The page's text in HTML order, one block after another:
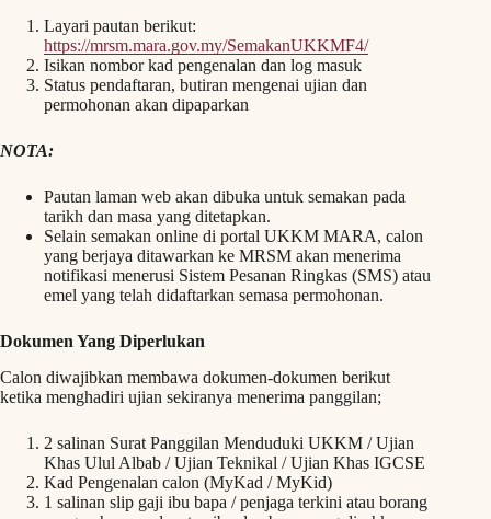
Layari pautan berikut:
https://mrsm.mara.gov.my/SemakanUKKMF4/
Isikan nombor kad pengenalan dan log masuk
Status pendaftaran, butiran mengenai ujian dan
permohonan akan dipaparkan
NOTA:
Pautan laman web akan dibuka untuk semakan pada
tarikh dan masa yang ditetapkan.
Selain semakan online di portal UKKM MARA, calon
yang berjaya ditawarkan ke MRSM akan menerima
notifikasi menerusi Sistem Pesanan Ringkas (SMS) atau
emel yang telah didaftarkan semasa permohonan.
Dokumen Yang Diperlukan
Calon diwajibkan membawa dokumen-dokumen berikut
ketika menghadiri ujian sekiranya menerima panggilan;
2 salinan Surat Panggilan Menduduki UKKM / Ujian
Khas Ulul Albab / Ujian Teknikal / Ujian Khas IGCSE
Kad Pengenalan calon (MyKad / MyKid)
1 salinan slip gaji ibu bapa / penjaga terkini atau borang